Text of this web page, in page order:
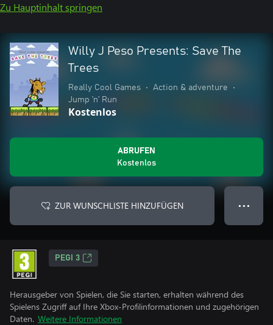
Zu Hauptinhalt springen
Willy J Peso Presents: Save The
Trees
Really Cool Games • Action & adventure
•
Jump ’n’ Run
Kostenlos
ABRUFEN
Kostenlos
ZUR WUNSCHLISTE HINZUFÜGEN ● ● ●
PEGI 3
Herausgeber von Spielen, die Sie starten, erhalten während des
Spielens Zugriff auf Ihre Xbox-Profilinformationen und zugehörigen
Daten. Weitere Informationen